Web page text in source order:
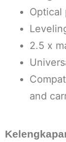
Optical
2.5 x
and